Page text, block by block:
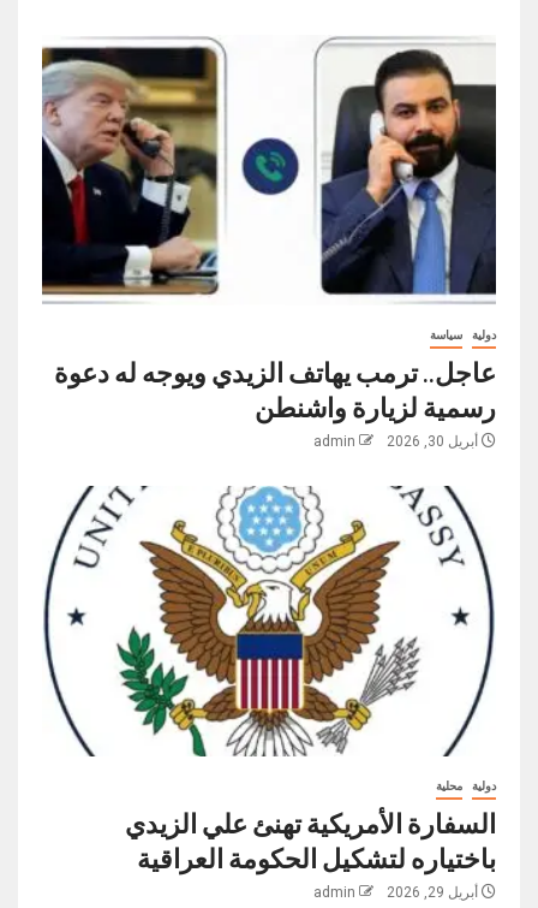
دولية سياسة
عاجل.. ترمب يهاتف الزيدي ويوجه له دعوة
رسمية لزيارة واشنطن
أبريل 30, 2026 admin
دولية محلية
السفارة الأمريكية تهنئ علي الزيدي
باختياره لتشكيل الحكومة العراقية
أبريل 29, 2026 admin